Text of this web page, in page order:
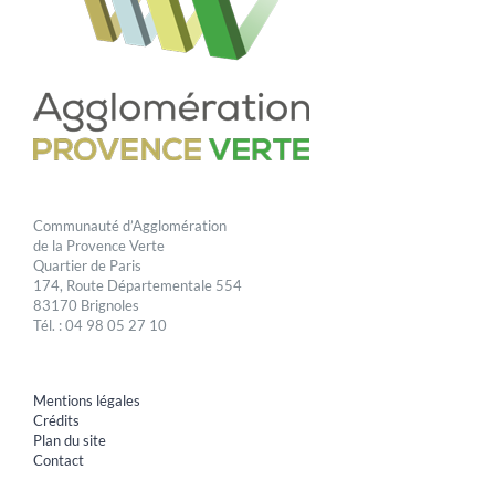
Communauté d’Agglomération
de la Provence Verte
Quartier de Paris
174, Route Départementale 554
83170 Brignoles
Tél. : 04 98 05 27 10
Mentions légales
Crédits
Plan du site
Contact